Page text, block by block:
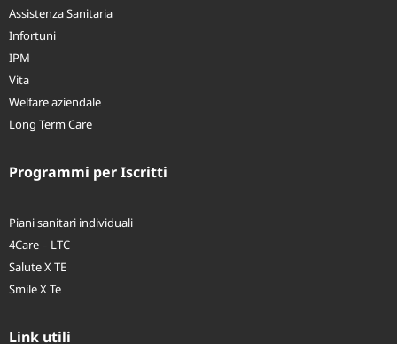
Assistenza Sanitaria
Infortuni
IPM
Vita
Welfare aziendale
Long Term Care
Programmi per Iscritti
Piani sanitari individuali
4Care – LTC
Salute X TE
Smile X Te
Link utili